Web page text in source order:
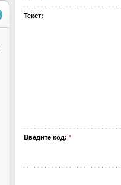
Текст:
Введите код: *